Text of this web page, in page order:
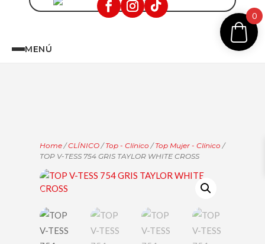
MENÚ
Home/CLÍNICO/Top - Clínico /Top Mujer - Clínico /
TOP V-TESS 754 GRIS TAYLOR WHITE CROSS
0